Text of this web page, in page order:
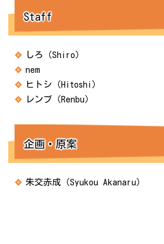
Staff
しろ（Shiro）
nem
ヒトシ（Hitoshi）
レンブ（Renbu）
企画・原案
朱交赤成（Syukou Akanaru）